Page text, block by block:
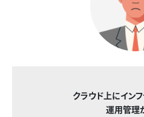
クラウド上にイン
運用管理